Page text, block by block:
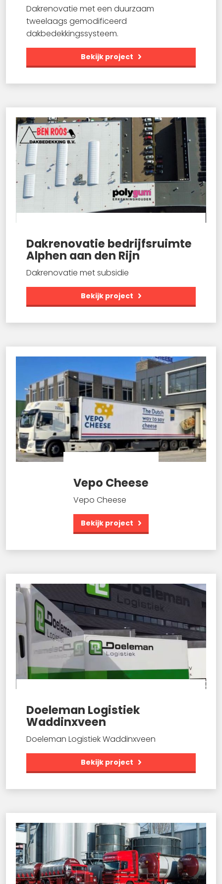
Dakrenovatie met een duurzaam
tweelaags gemodificeerd
dakbedekkingssysteem.
Bekijk project
Dakrenovatie bedrijfsruimte
Alphen aan den Rijn
Dakrenovatie met subsidie
Bekijk project
Vepo Cheese
Vepo Cheese
Bekijk project
Doeleman Logistiek
Waddinxveen
Doeleman Logistiek Waddinxveen
Bekijk project